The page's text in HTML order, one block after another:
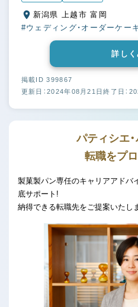
新潟県 上越市 富岡
#ウェディング・オーダーケー
詳しく
掲載ID 399867
更新日：2024年08月21日終了日：
パティシエ
転職をプ
製菓製パン専任のキャリアアドバ
底サポート!
納得できる転職先をご提案いたし